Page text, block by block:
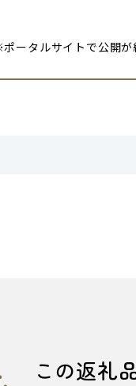
ータルサイトで公開が
この返礼